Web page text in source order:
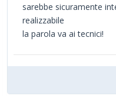
sarebbe sicuramente
realizzabile
la parola va ai tecnici!